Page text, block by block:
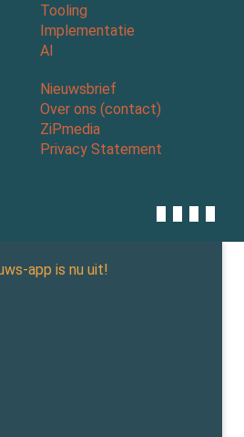
Tooling
Implementatie
AI
Nieuwsbrief
Over ons (contact)
ZiPmedia
Privacy Statement
app is nu uit!